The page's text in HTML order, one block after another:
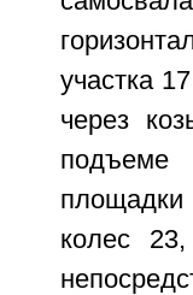
участка
через
подъеме
колес